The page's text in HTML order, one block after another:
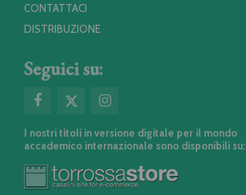
CONTATTACI
DISTRIBUZIONE
Seguici su:
I nostri titoli in versione digitale per il mondo
accademico internazionale sono disponibili su: